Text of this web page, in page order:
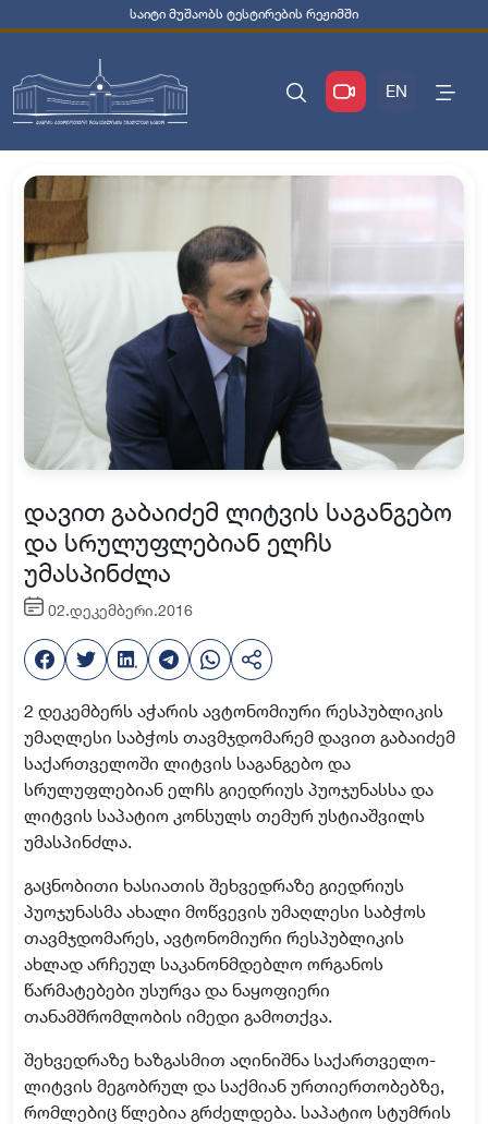
საიტი მუშაობს ტესტირების რეჟიმში
EN
დავით გაბაიძემ ლიტვის საგანგებო
და სრულუფლებიან ელჩს
უმასპინძლა
02.დეკემბერი.2016
2 დეკემბერს აჭარის ავტონომიური რესპუბლიკის
უმაღლესი საბჭოს თავმჯდომარემ დავით გაბაიძემ
საქართველოში ლიტვის საგანგებო და
სრულუფლებიან ელჩს გიედრიუს პუოჯუნასსა და
ლიტვის საპატიო კონსულს თემურ უსტიაშვილს
უმასპინძლა.
გაცნობითი ხასიათის შეხვედრაზე გიედრიუს
პუოჯუნასმა ახალი მოწვევის უმაღლესი საბჭოს
თავმჯდომარეს, ავტონომიური რესპუბლიკის
ახლად არჩეულ საკანონმდებლო ორგანოს
წარმატებები უსურვა და ნაყოფიერი
თანამშრომლობის იმედი გამოთქვა.
შეხვედრაზე ხაზგასმით აღინიშნა საქართველო-
ლიტვის მეგობრულ და საქმიან ურთიერთობებზე,
რომლებიც წლებია გრძელდება. საპატიო სტუმრის